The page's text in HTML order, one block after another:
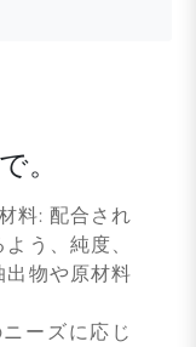
。
料: 配合され
う、純度、
出物や原材料
ーズに応じ